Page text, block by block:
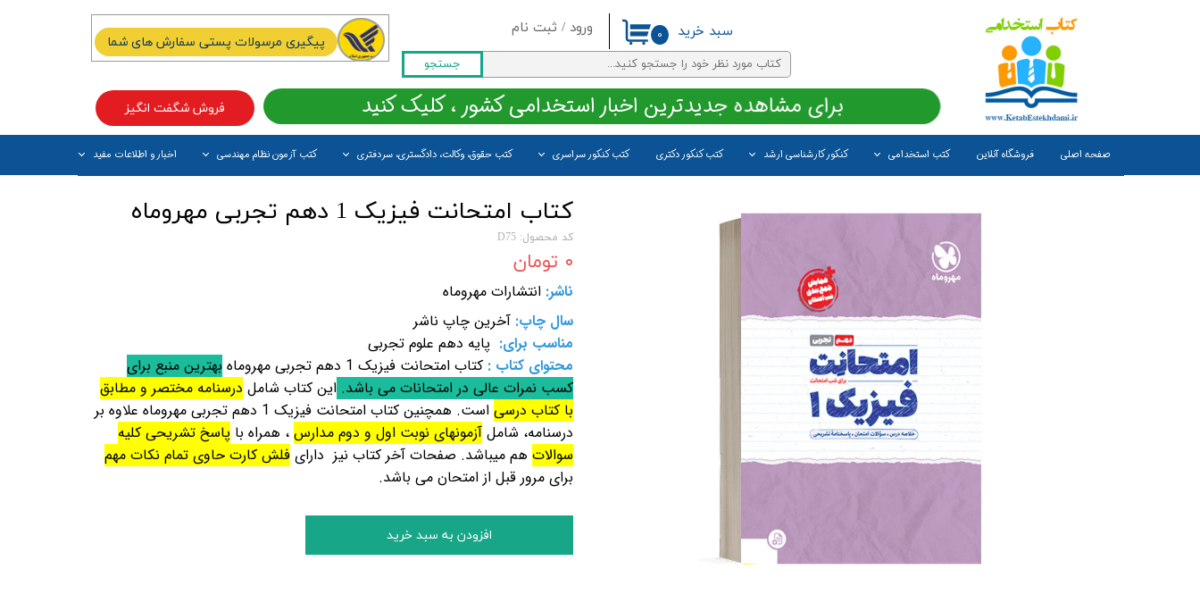
ورود / ثبت نام
حساب کاربری من
تغییر گذر واژه
سفارشات
خروج از حساب کاربری
جستجو
صفحه اصلی فروشگاه آنلاین کتب استخدامی کنکور کارشناسی ارشد کتب کنکور دکتری کتب کنکور سراسری کتب حقوق، وکالت، دادگستری، سردفتری کتب آزمون نظام مهندسی اخبار و اطلاعات مفید
۰ سبد خرید
فروش شگفت انگیز برای مشاهده جدیدترین اخبار استخدامی کشور ، کلیک کنید
پیگیری مرسولات پستی سفارش های شما
کتاب امتحانت فیزیک 1 دهم تجربی مهروماه
کد محصول: D75
۰ تومان
ناشر: انتشارات مهروماه
سال چاپ: آخرین چاپ ناشر
مناسب برای: پایه دهم علوم تجربی
محتوای کتاب : کتاب امتحانت فیزیک 1 دهم تجربی مهروماه
بهترین منبع برای
کسب نمرات عالی در امتحانات می باشد. این کتاب شامل درسنامه مختصر و مطابق
با کتاب درسی
است. همچنین کتاب امتحانت فیزیک 1 دهم تجربی مهروماه علاوه بر
درسنامه، شامل آزمونهای نوبت اول و دوم مدارس ، همراه با پاسخ تشریحی کلیه
سوالات هم میباشد. صفحات آخر کتاب نیز دارای فلش کارت حاوی تمام نکات مهم
برای مرور قبل از امتحان می باشد.
افزودن به سبد خرید